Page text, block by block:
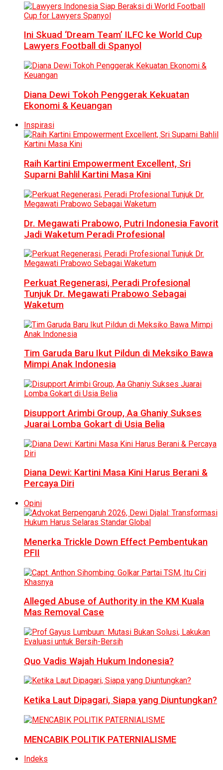
Ini Skuad ‘Dream Team’ ILFC ke World Cup
Lawyers Football di Spanyol
Diana Dewi Tokoh Penggerak Kekuatan
Ekonomi & Keuangan
Inspirasi
Raih Kartini Empowerment Excellent, Sri
Suparni Bahlil Kartini Masa Kini
Dr. Megawati Prabowo, Putri Indonesia Favorit
Jadi Waketum Peradi Profesional
Perkuat Regenerasi, Peradi Profesional
Tunjuk Dr. Megawati Prabowo Sebagai
Waketum
Tim Garuda Baru Ikut Pildun di Meksiko Bawa
Mimpi Anak Indonesia
Disupport Arimbi Group, Aa Ghaniy Sukses
Juarai Lomba Gokart di Usia Belia
Diana Dewi: Kartini Masa Kini Harus Berani &
Percaya Diri
Opini
Menerka Trickle Down Effect Pembentukan
PFII
Alleged Abuse of Authority in the KM Kuala
Mas Removal Case
Quo Vadis Wajah Hukum Indonesia?
Ketika Laut Dipagari, Siapa yang Diuntungkan?
MENCABIK POLITIK PATERNIALISME
Indeks